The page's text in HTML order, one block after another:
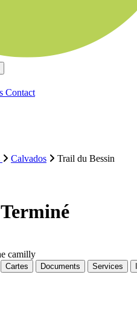
Contact
Calvados
Trail du Bessin
Terminé
camilly
Cartes Documents Services